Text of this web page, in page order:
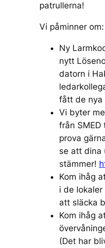
patrullerna!
Vi påminner om:
Ny
nytt
datorn i
fått de nya
Vi byter
från SMED
prova
se att dina
stämmer!
Kom ihåg
i de
att släcka
Kom ihåg
(Det har